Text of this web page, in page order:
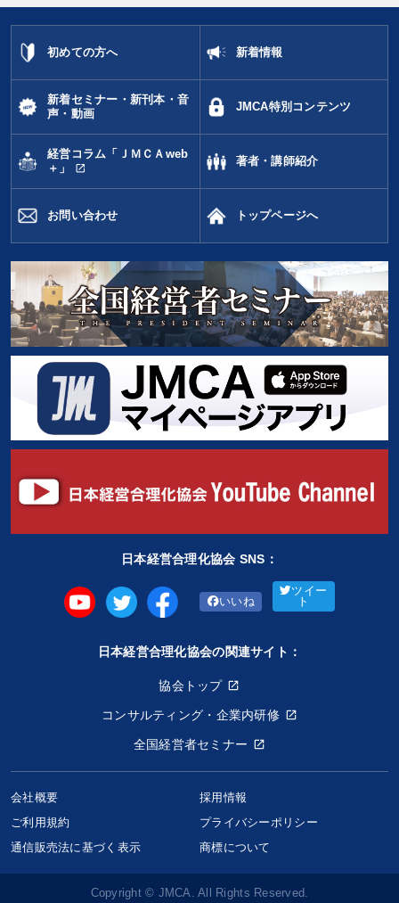
初めての方へ 新着情報
新着セミナー・新刊本・音
声・動画
JMCA特別コンテンツ
経営コラム「ＪＭＣＡweb
＋」
open_in_new
著者・講師紹介
お問い合わせ トップページへ
日本経営合理化協会 SNS：
いいね
ツイー
ト
日本経営合理化協会の関連サイト：
協会トップ
コンサルティング・企業内研修
全国経営者セミナー
会社概要
採用情報
ご利用規約
プライバシーポリシー
通信販売法に基づく表示
商標について
Copyright © JMCA. All Rights Reserved.